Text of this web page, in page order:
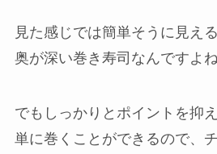
見た感じでは簡単そうに見え
奥が深い巻き寿司なんですよね
でもしっかりとポイントを抑
単に巻くことができるので、